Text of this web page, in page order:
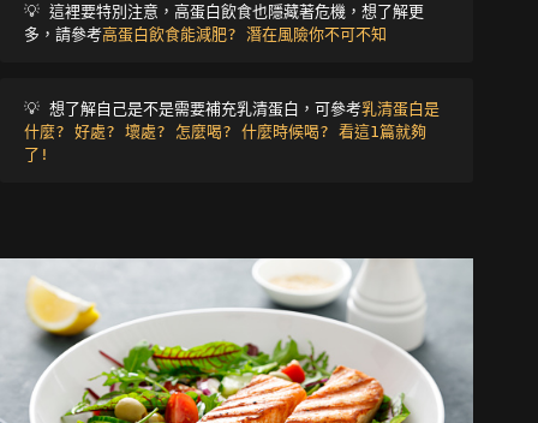
💡 這裡要特別注意，高蛋白飲食也隱藏著危機，想了解更
多，請參考高蛋白飲食能減肥? 潛在風險你不可不知
💡 想了解自己是不是需要補充乳清蛋白，可參考乳清蛋白是
什麼? 好處? 壞處? 怎麼喝? 什麼時候喝? 看這1篇就夠
了!